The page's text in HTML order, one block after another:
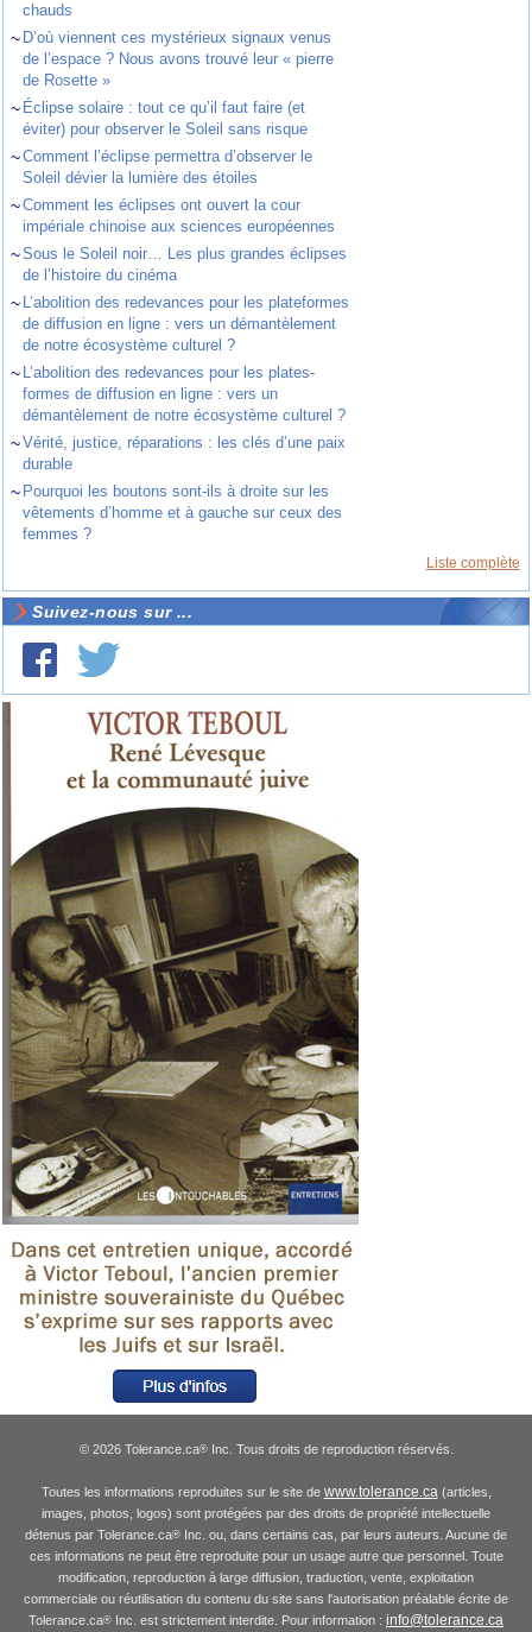
chauds
~ D’où viennent ces mystérieux signaux venus
de l’espace ? Nous avons trouvé leur « pierre
de Rosette »
~ Éclipse solaire : tout ce qu’il faut faire (et
éviter) pour observer le Soleil sans risque
~Comment l’éclipse permettra d’observer le
Soleil dévier la lumière des étoiles
~Comment les éclipses ont ouvert la cour
impériale chinoise aux sciences européennes
~Sous le Soleil noir… Les plus grandes éclipses
de l’histoire du cinéma
~ L’abolition des redevances pour les plateformes
de diffusion en ligne : vers un démantèlement
de notre écosystème culturel ?
~ L’abolition des redevances pour les plates-
formes de diffusion en ligne : vers un
démantèlement de notre écosystème culturel ?
~Vérité, justice, réparations : les clés d’une paix
durable
~ Pourquoi les boutons sont-ils à droite sur les
vêtements d’homme et à gauche sur ceux des
femmes ?
Liste complète
Suivez-nous sur ...
© 2026 Tolerance.ca®Inc. Tous droits de reproduction réservés.
Toutes les informations reproduites sur le site de www.tolerance.ca(articles,
images, photos, logos) sont protégées par des droits de propriété intellectuelle
détenus par Tolerance.ca® Inc. ou, dans certains cas, par leurs auteurs. Aucune de
ces informations ne peut être reproduite pour un usage autre que personnel. Toute
modification, reproduction à large diffusion, traduction, vente, exploitation
commerciale ou réutilisation du contenu du site sans l'autorisation préalable écrite de
Tolerance.ca® Inc. est strictement interdite. Pour information : info@tolerance.ca